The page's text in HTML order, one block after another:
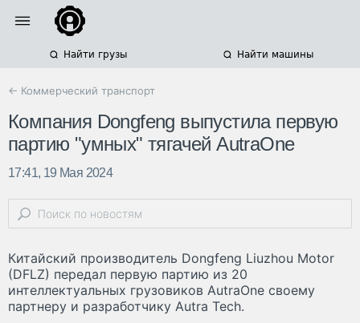
Найти грузы Найти машины
← Коммерческий транспорт
Компания Dongfeng выпустила первую
партию "умных" тягачей AutraOne
17:41, 19 Мая 2024
Китайский производитель Dongfeng Liuzhou Motor
(DFLZ) передал первую партию из 20
интеллектуальных грузовиков AutraOne своему
партнеру и разработчику Autra Tech.